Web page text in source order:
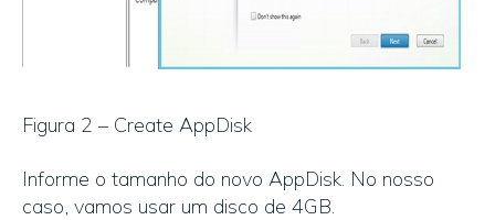
Figura 2 – Create AppDisk
Informe o tamanho do novo AppDisk. No nosso
caso, vamos usar um disco de 4GB.